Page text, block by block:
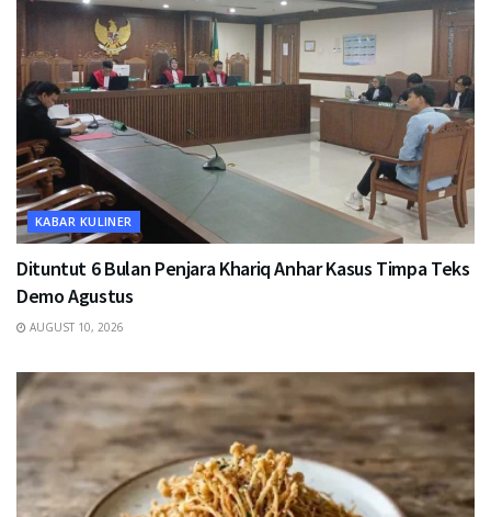
KABAR KULINER
Dituntut 6 Bulan Penjara Khariq Anhar Kasus Timpa Teks
Demo Agustus
AUGUST 10, 2026